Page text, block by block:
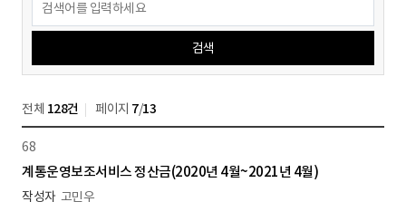
검색
전체 128건 페이지 7/13
68
계통운영보조서비스 정산금(2020년 4월~2021년 4월)
고민우